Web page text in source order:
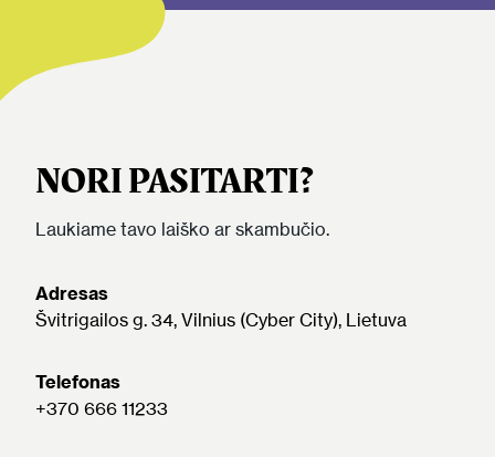
NORI PASITARTI?
Laukiame tavo laiško ar skambučio.
Adresas
Švitrigailos g. 34, Vilnius (Cyber City), Lietuva
Telefonas
+370 666 11233